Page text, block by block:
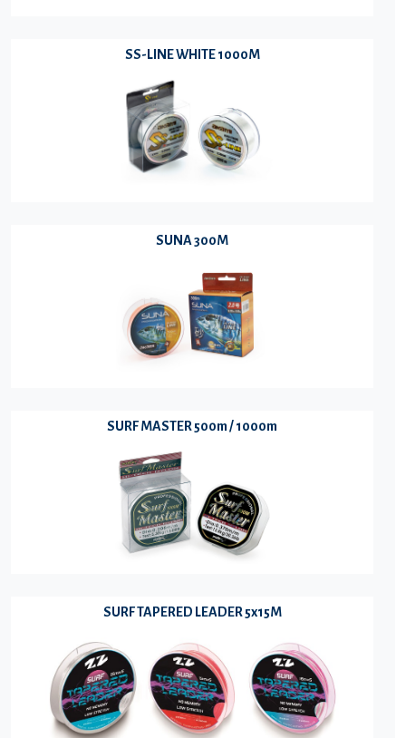
SS-LINE WHITE 1000M
SUNA 300M
SURF MASTER 500m / 1000m
SURF TAPERED LEADER 5x15M